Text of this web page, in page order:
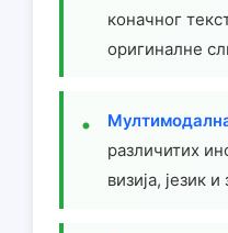
коначног
оригиналне
различитих
визија, језик